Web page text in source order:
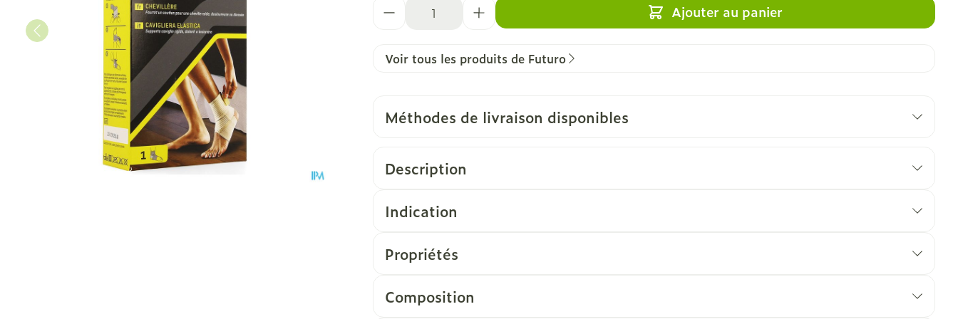
Ajouter au panier
Voir tous les produits de Futuro
Méthodes de livraison disponibles
Description
Indication
Propriétés
Composition